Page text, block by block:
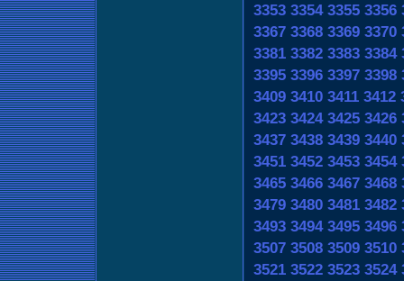
3353 3354 3355 3356
3367 3368 3369 3370
3381 3382 3383 3384
3395 3396 3397 3398
3409 3410 3411 3412
3423 3424 3425 3426
3437 3438 3439 3440
3451 3452 3453 3454
3465 3466 3467 3468
3479 3480 3481 3482
3493 3494 3495 3496
3507 3508 3509 3510
3521 3522 3523 3524